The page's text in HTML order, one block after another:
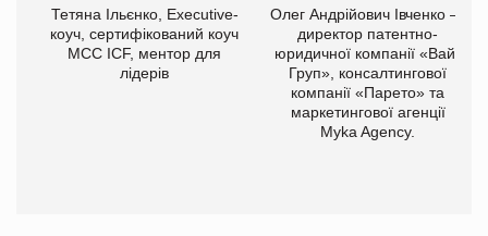
Тетяна Ільєнко, Executive-
коуч, сертифікований коуч
МСС ICF, ментор для
лідерів
Олег Андрійович Івченко —
директор патентно-
юридичної компанії «Вайз
Груп», консалтингової
компанії «Парето» та
маркетингової агенції
Myka Agency.